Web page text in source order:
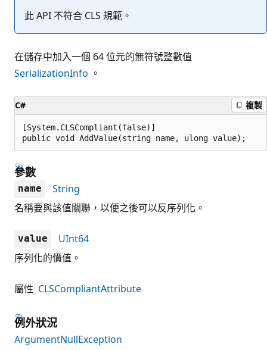
此 API 不符合 CLS 規範。
在儲存中加入一個 64 位元的無符號整數值
SerializationInfo 。
C# 複製
[System.CLSCompliant(false)]
public void AddValue(string name, ulong value);
參數
name
String
名稱要與該值關聯，以便之後可以反序列化。
value
UInt64
序列化的價值。
屬性 CLSCompliantAttribute
例外狀況
ArgumentNullException